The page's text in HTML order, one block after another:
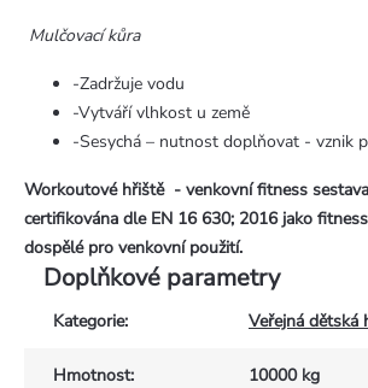
Mulčovací kůra
-Zadržuje vodu
-Vytváří vlhkost u země
-Sesychá – nutnost doplňovat - vznik
Workoutové hřiště - venkovní fitness
certifikována dle EN 16 630; 2016 jako
dospělé pro venkovní použití.
Doplňkové parametry
Kategorie: Veřejná dětská
Hmotnost: 10000 kg